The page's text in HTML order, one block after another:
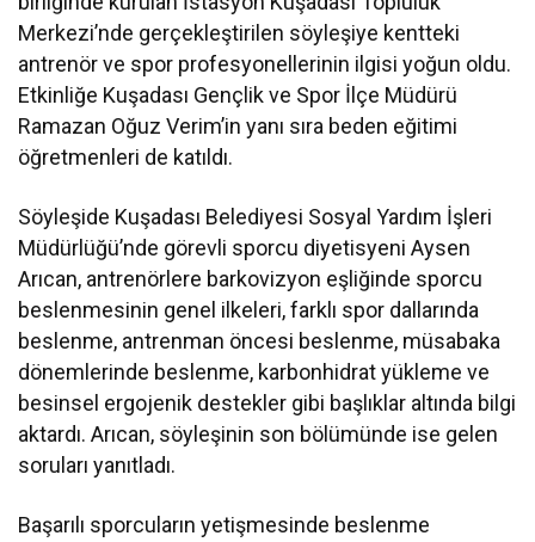
Merkezi’nde gerçekleştirilen söyleşiye kentteki
antrenör ve spor profesyonellerinin ilgisi yoğun oldu.
Etkinliğe Kuşadası Gençlik ve Spor İlçe Müdürü
Ramazan Oğuz Verim’in yanı sıra beden eğitimi
öğretmenleri de katıldı.
Söyleşide Kuşadası Belediyesi Sosyal Yardım İşleri
Müdürlüğü’nde görevli sporcu diyetisyeni Aysen
Arıcan, antrenörlere barkovizyon eşliğinde sporcu
beslenmesinin genel ilkeleri, farklı spor dallarında
beslenme, antrenman öncesi beslenme, müsabaka
dönemlerinde beslenme, karbonhidrat yükleme ve
besinsel ergojenik destekler gibi başlıklar altında bilgi
aktardı. Arıcan, söyleşinin son bölümünde ise gelen
soruları yanıtladı.
Başarılı sporcuların yetişmesinde beslenme